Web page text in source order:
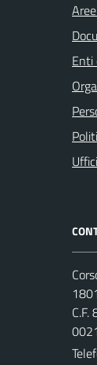
Enti
Uffici